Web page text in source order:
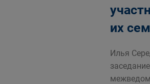
их
Илья
заседание